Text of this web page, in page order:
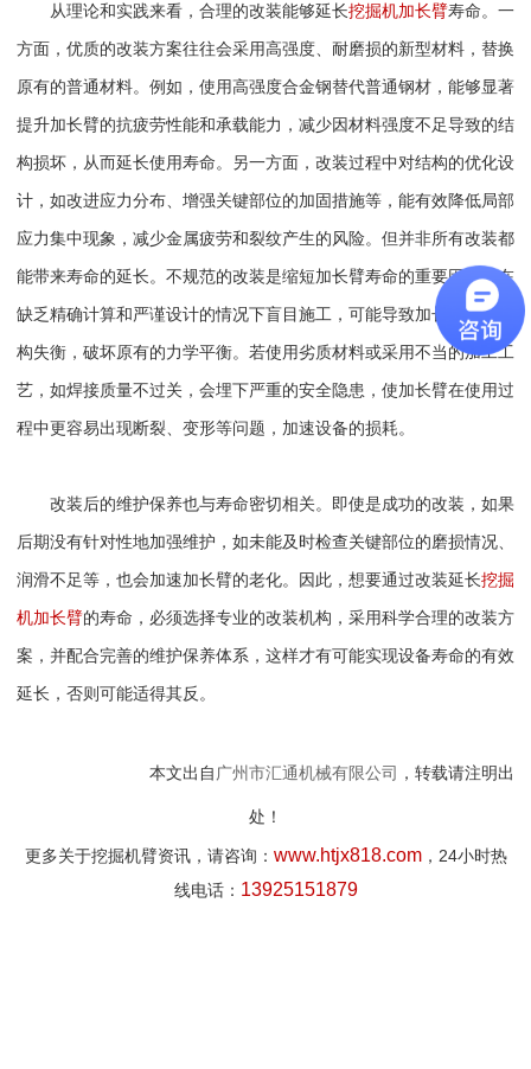
从理论和 实践来看，合理的改装能够延长挖掘机加长臂寿命。一
方面，优质的改装方案往往会采用高强度、耐磨损的新型材料，替换
原有的普通材料。例如，使用高强度合金钢替代普通钢材，能够显著
提升加长臂的抗疲劳性能和承载能力，减少因材料强度不足导致的结
构损坏，从而延长使用寿命。另一方面，改装过程中对结构的优化设
计，如改进应力分布、增强关键部位的加固措施等，能有效降低局部
应力集中现象，减少金属疲劳和裂纹产生的风险。 但并非所有改装都
能带来寿命的延长。不规范的改装是缩短加长臂寿命的重要因素。在
缺乏精确计算和严谨设计的情况下盲目施工，可能导致加长臂整体结
构失衡，破坏原有的力学平衡。若使用劣质材料或采用不当的加工工
艺，如焊接质量不过关，会埋下严重的安全隐患，使加长臂在使用过
程中更容易出现断裂、变形等问题，加速设备的损耗。
改装后的维护保养也与寿命密切相关。即使是成功的改装，如果
后期没有针对性地加强维护，如未能及时检查关键部位的磨损情况、
润滑不足等，也会加速加长臂的老化。因此，想要通过改装延长挖掘
机加长臂的寿命，必须选择专业的改装机构，采用科学合理的改装方
案，并配合完善的维护保养体系，这样才有可能实现设备寿命的有效
延长，否则可能适得其反。
本文出自 广州市汇通机械有限公司 ，转载请注明出
处！
更多关于挖掘机臂资讯，请咨询： www.htjx818.com， 24小时热
线电话： 13925151879